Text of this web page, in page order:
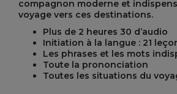
compagnon moderne et
voyage vers ces destinations.
Plus de 2 heures 30 d’audio
Initiation à la langue : 21
Les phrases et les mots
Toute la prononciation
Toutes les situations du